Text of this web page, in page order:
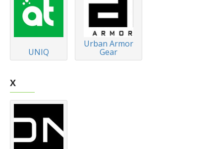
UNIQ
Urban Armor
Gear
X